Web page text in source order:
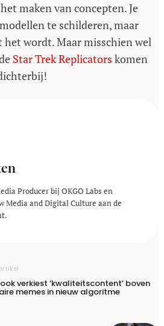
maken van concepten. Je
te schilderen, maar
het wordt. Maar misschien wel
Star Trek Replicators komen
Producer bij OKGO Labs en
Media and Digital Culture aan de
verkiest ‘kwaliteitscontent’ boven
memes in nieuw algoritme